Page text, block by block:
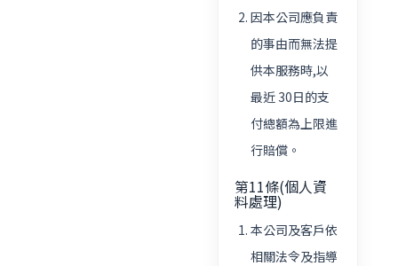
因本公司應負責
的事由而無法提
供本服務時,以
最近 30日的支
付總額為上限進
行賠償。
第11條(個人資
料處理)
本公司及客戶依
相關法令及指導